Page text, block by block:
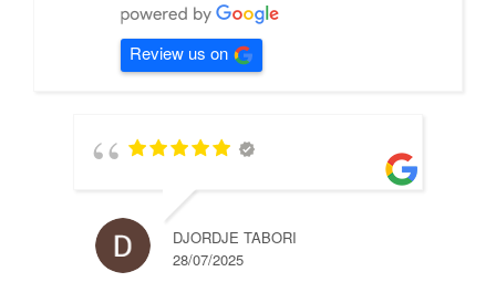
Review us on
DJORDJE TABORI
28/07/2025